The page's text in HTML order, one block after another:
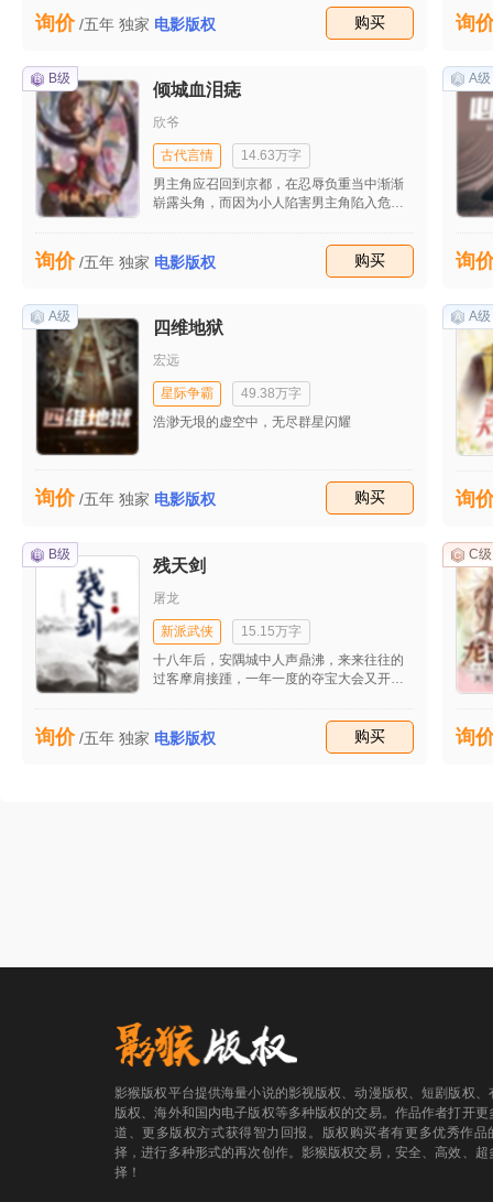
子迫切地想要一个好玩伴，好朋友，一个青
梅竹马。于是在初中那年，稍微稳定下来的
中，大学，一次次离别，一次次分开，再相
聚，最终他们走到了一起，一起组建一个幸
福的家庭，中间被一些些事情阻扰着，却从
未让他们动摇，幸福，是永远不会到头，只
有享之不尽的恩爱，才能让这个家庭永远泛
出温暖的光环，他们两个就这样，一直青梅
竹马着，直到永远。
询价 /五年 独家 电影版权 购买 询
B级
倾城血泪痣
欣爷
古代言情
14.63万字
男主角应召回到京都，在忍辱负重当中渐渐
崭露头角，而因为小人陷害男主角陷入危险
程中女主角屡次涉险，在相处中二人渐生情
愫，就在二人沉浸在相爱的喜悦当中时，一
当中，一次次的化险为夷让二人更加坚定自
己的心意，二人相约一生一世一双人。
询价 /五年 独家 电影版权 购买
A级
询
A级
四维地狱
宏远
星际争霸
49.38万字
浩渺无垠的虚空中，无尽群星闪耀
询价 /五年 独家 电影版权 购买
A级
询
B级
残天剑
屠龙
新派武侠
15.15万字
十八年后，安隅城中人声鼎沸，来来往往的
过客摩肩接踵，一年一度的夺宝大会又开始
的身材蹦跳在一条只有一只手腕粗细的独木
询价 /五年 独家 电影版权 购买
C级
询
影猴版权平台提供海量小说的影视版权、动漫版权、短剧版权、
版权、海外和国内电子版权等多种版权的交易。作品作者打开更
道、更多版权方式获得智力回报。版权购买者有更多优秀作品
择，进行多种形式的再次创作。影猴版权交易，安全、高效、超
择！